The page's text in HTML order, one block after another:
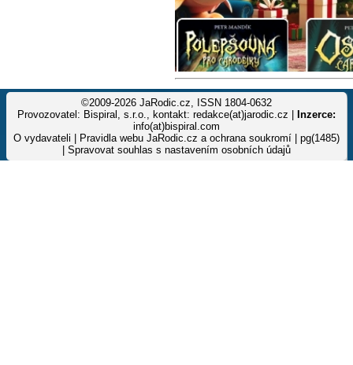
©2009-2026 JaRodic.cz, ISSN 1804-0632
Provozovatel: Bispiral, s.r.o., kontakt: redakce(at)jarodic.cz |
Inzerce:
info(at)bispiral.com
O vydavateli
Pravidla webu JaRodic.cz a ochrana soukromí | pg(1485)
Spravovat souhlas s nastavením osobních údajů